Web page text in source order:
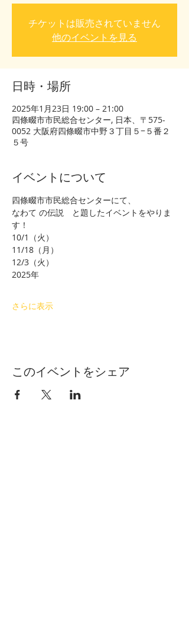
チケットは販売されていません
他のイベントを見る
日時・場所
2025年1月23日 19:00 – 21:00
四條畷市市民総合センター, 日本、〒575-
0052 大阪府四條畷市中野３丁目５−５番２
５号
イベントについて
四條畷市市民総合センターにて、
なわて の伝説　と題したイベントをやりま
す！
10/1（火）
11/18（月）
12/3（火）
2025年
さらに表示
このイベントをシェア